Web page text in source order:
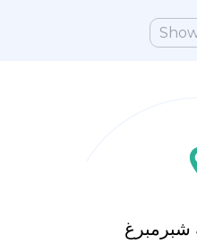
شبرمبرغ